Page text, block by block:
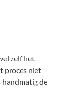
zelf het
proces niet
handmatig de